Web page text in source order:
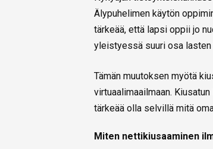
Älypuhelimen käytön
tärkeää, että lapsi oppii jo
yleistyessä suuri osa
Tämän muutoksen myötä
virtuaalimaailmaan.
tärkeää olla selvillä mitä
Miten nettikiusaaminen